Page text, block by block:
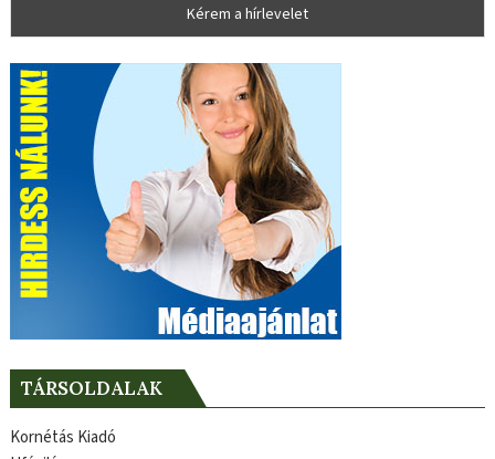
TÁRSOLDALAK
Kornétás Kiadó